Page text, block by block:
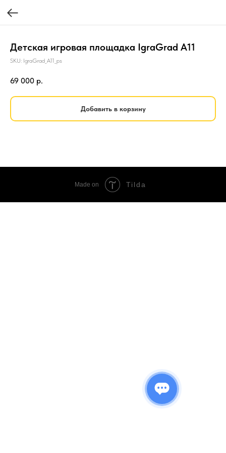
Детская игровая площадка IgraGrad А11
SKU: IgraGrad_А11_ps
69 000 р.
Добавить в корзину
Made on Tilda